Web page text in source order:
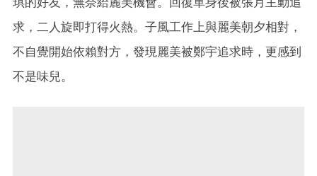
求，二人旋即打得火熱。子風工作上與麗美朝夕相對，
不自覺開始依賴對方，發現麗美被鄭宇追求時，更感到
不是味兒。